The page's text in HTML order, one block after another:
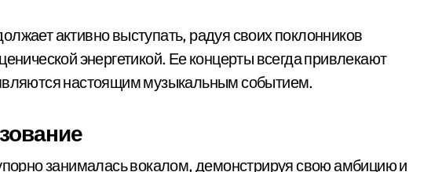
активно выступать, радуя своих поклонников
энергетикой. Ее концерты всегда привлекают
настоящим музыкальным событием.
занималась вокалом, демонстрируя свою амбицию и